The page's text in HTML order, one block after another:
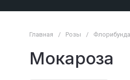
Главная / Розы / Флорибунда
Мокароза